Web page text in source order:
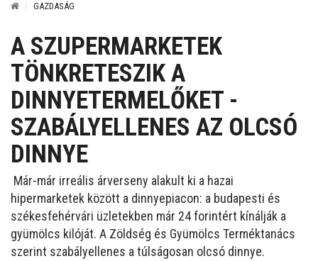
GAZDASÁG
A SZUPERMARKETEK
TÖNKRETESZIK A
DINNYETERMELŐKET -
SZABÁLYELLENES AZ OLCSÓ
DINNYE
Már-már irreális árverseny alakult ki a hazai
hipermarketek között a dinnyepiacon: a budapesti és
székesfehérvári üzletekben már 24 forintért kínálják a
gyümölcs kilóját. A Zöldség és Gyümölcs Terméktanács
szerint szabályellenes a túlságosan olcsó dinnye.